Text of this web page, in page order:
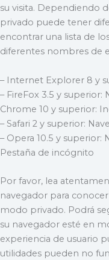
su visita. Dependiendo
privado puede tener
encontrar una lista de
diferentes nombres de
– Internet Explorer 8 y
– FireFox 3.5 y superior:
Chrome 10 y superior:
– Safari 2 y superior:
– Opera 10.5 y superior:
Pestaña de incógnito
Por favor, lea
navegador para
modo privado. Podrá
su navegador esté en
experiencia de usuario
utilidades pueden no